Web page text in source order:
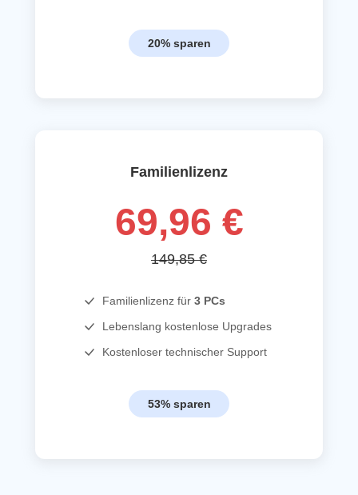
20% sparen
Familienlizenz
69,96 €
149,85 €
Familienlizenz für 3 PCs
Lebenslang kostenlose Upgrades
Kostenloser technischer Support
53% sparen